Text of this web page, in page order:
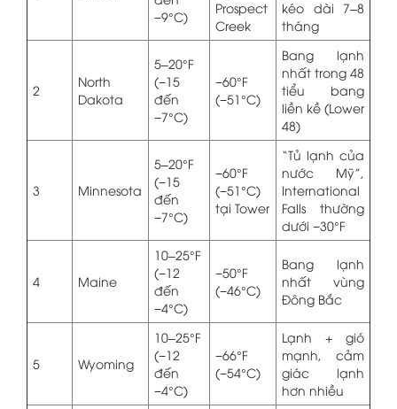
−9°C)
Prospect
Creek
kéo dài 7–8
tháng
2
North
Dakota
5–20°F
(−15
đến
−7°C)
−60°F
(−51°C)
Bang lạnh
nhất trong 48
tiểu bang
liền kề (Lower
48)
3 Minnesota
5–20°F
(−15
đến
−7°C)
−60°F
(−51°C)
tại Tower
“Tủ lạnh của
nước Mỹ”,
International
Falls thường
dưới −30°F
4 Maine
10–25°F
(−12
đến
−4°C)
−50°F
(−46°C)
Bang lạnh
nhất vùng
Đông Bắc
5 Wyoming
10–25°F
(−12
đến
−4°C)
−66°F
(−54°C)
Lạnh + gió
mạnh, cảm
giác lạnh
hơn nhiều